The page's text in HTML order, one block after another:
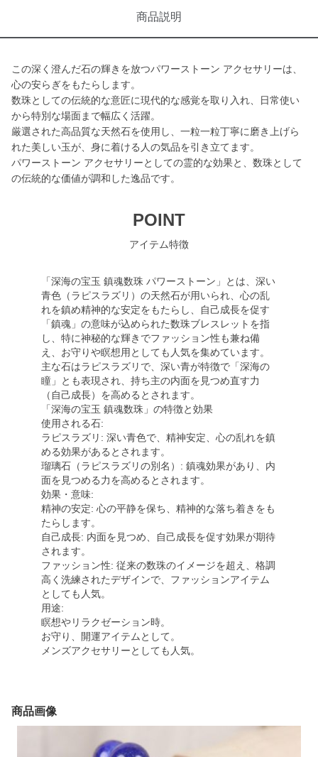
商品説明
この深く澄んだ石の輝きを放つパワーストーン アクセサリーは、
心の安らぎをもたらします。
数珠としての伝統的な意匠に現代的な感覚を取り入れ、日常使い
から特別な場面まで幅広く活躍。
厳選された高品質な天然石を使用し、一粒一粒丁寧に磨き上げら
れた美しい玉が、身に着ける人の気品を引き立てます。
パワーストーン アクセサリーとしての霊的な効果と、数珠として
の伝統的な価値が調和した逸品です。
POINT
アイテム特徴
「深海の宝玉 鎮魂数珠 パワーストーン」とは、深い
青色（ラピスラズリ）の天然石が用いられ、心の乱
れを鎮め精神的な安定をもたらし、自己成長を促す
「鎮魂」の意味が込められた数珠ブレスレットを指
し、特に神秘的な輝きでファッション性も兼ね備
え、お守りや瞑想用としても人気を集めています。
主な石はラピスラズリで、深い青が特徴で「深海の
瞳」とも表現され、持ち主の内面を見つめ直す力
（自己成長）を高めるとされます。
「深海の宝玉 鎮魂数珠」の特徴と効果
使用される石:
ラピスラズリ: 深い青色で、精神安定、心の乱れを鎮
める効果があるとされます。
瑠璃石（ラピスラズリの別名）: 鎮魂効果があり、内
面を見つめる力を高めるとされます。
効果・意味:
精神の安定: 心の平静を保ち、精神的な落ち着きをも
たらします。
自己成長: 内面を見つめ、自己成長を促す効果が期待
されます。
ファッション性: 従来の数珠のイメージを超え、格調
高く洗練されたデザインで、ファッションアイテム
としても人気。
用途:
瞑想やリラクゼーション時。
お守り、開運アイテムとして。
メンズアクセサリーとしても人気。
商品画像